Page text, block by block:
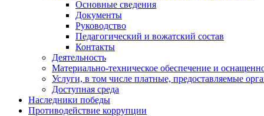
Основные сведения
Документы
Руководство
Педагогический и вожатский состав
Контакты
Деятельность
Материально-техническое обеспечение и
Услуги, в том числе платные, предоставляемые
Доступная среда
Наследники победы
Противодействие коррупции